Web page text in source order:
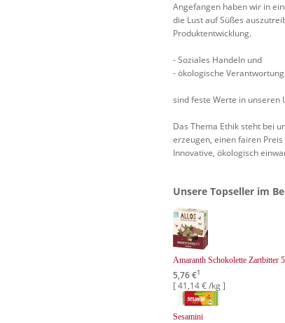
Angefangen haben wir in
die Lust auf Süßes
Produktentwicklung.
- Soziales Handeln und
- ökologische Verantwortung
sind feste Werte in unseren
Das Thema Ethik steht bei
erzeugen, einen fairen
Innovative, ökologisch
Unsere Topseller im
Amaranth Schokolette Zartbitter
5,76 €1
[ 41,14 € /kg ]
Sesamini